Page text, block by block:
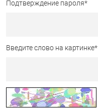
Подтверждение пароля*
Введите слово на картинке*